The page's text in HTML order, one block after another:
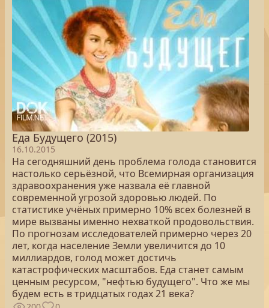
Еда Будущего (2015)
16.10.2015
На сегодняшний день проблема голода становится
настолько серьёзной, что Всемирная организация
здравоохранения уже назвала её главной
современной угрозой здоровью людей. По
статистике учёных примерно 10% всех болезней в
мире вызваны именно нехваткой продовольствия.
По прогнозам исследователей примерно через 20
лет, когда население Земли увеличится до 10
миллиардов, голод может достичь
катастрофических масштабов. Еда станет самым
ценным ресурсом, "нефтью будущего". Что же мы
будем есть в тридцатых годах 21 века?